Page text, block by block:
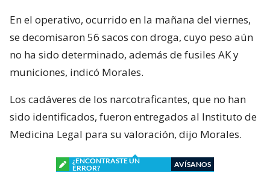
En el operativo, ocurrido en la mañana del viernes,
se decomisaron 56 sacos con droga, cuyo peso aún
no ha sido determinado, además de fusiles AK y
municiones, indicó Morales.
Los cadáveres de los narcotraficantes, que no han
sido identificados, fueron entregados al Instituto de
Medicina Legal para su valoración, dijo Morales.
¿ENCONTRASTE UN
ERROR?
AVÍSANOS